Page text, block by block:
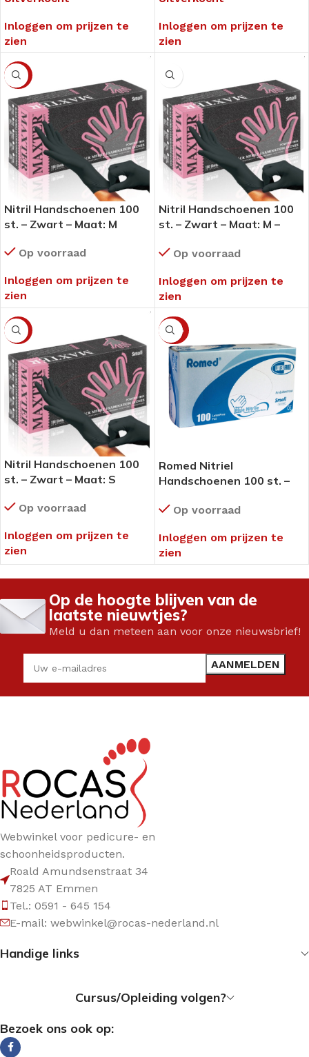
Inloggen om prijzen te
zien
Inloggen om prijzen te
zien
-14%
Nitril Handschoenen 100
st. – Zwart – Maat: M
Op voorraad
Inloggen om prijzen te
zien
Nitril Handschoenen 100
st. – Zwart – Maat: M –
Op voorraad
Inloggen om prijzen te
zien
-14%
Nitril Handschoenen 100
st. – Zwart – Maat: S
Op voorraad
Inloggen om prijzen te
zien
-60%
Romed Nitriel
Handschoenen 100 st. –
Op voorraad
Inloggen om prijzen te
zien
Op de hoogte blijven van de
laatste nieuwtjes?
Meld u dan meteen aan voor onze nieuwsbrief!
Webwinkel voor pedicure- en
schoonheidsproducten.
Roald Amundsenstraat 34
7825 AT Emmen
Tel.: 0591 - 645 154
E-mail: webwinkel@rocas-nederland.nl
Handige links
Cursus/Opleiding volgen?
Bezoek ons ook op: